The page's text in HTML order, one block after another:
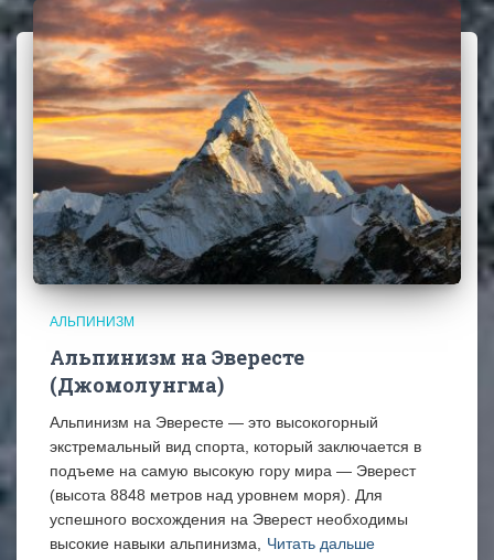
АЛЬПИНИЗМ
Альпинизм на Эвересте
(Джомолунгма)
Альпинизм на Эвересте — это высокогорный
экстремальный вид спорта, который заключается в
подъеме на самую высокую гору мира — Эверест
(высота 8848 метров над уровнем моря). Для
успешного восхождения на Эверест необходимы
высокие навыки альпинизма,
Читать дальше